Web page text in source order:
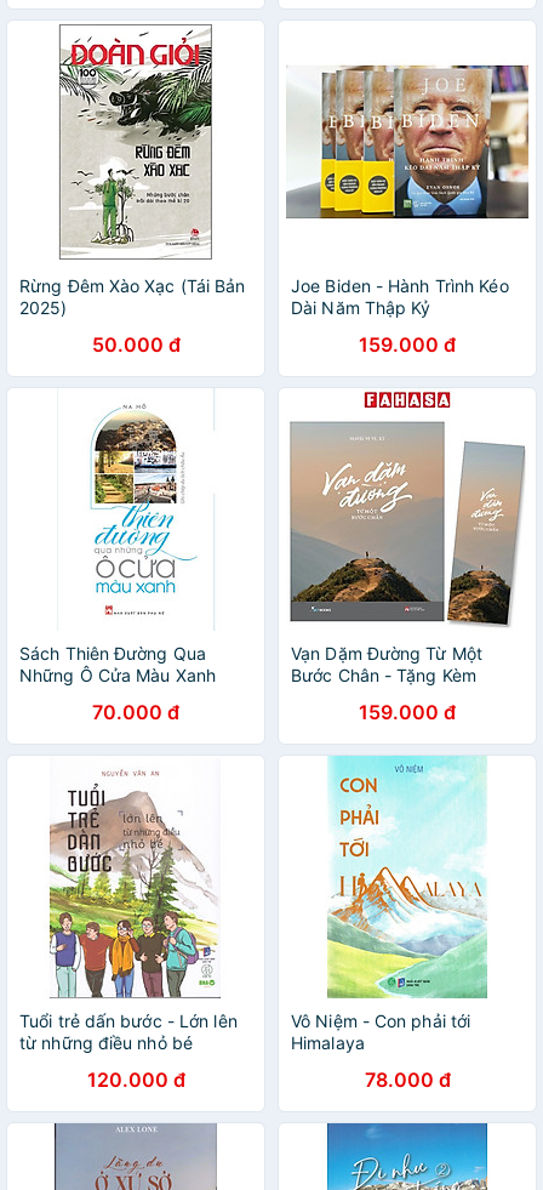
Rừng Đêm Xào Xạc (Tái Bản
2025)
50.000 đ
Joe Biden - Hành Trình Kéo
Dài Năm Thập Kỷ
159.000 đ
Sách Thiên Đường Qua
Những Ô Cửa Màu Xanh
70.000 đ
Vạn Dặm Đường Từ Một
Bước Chân - Tặng Kèm
159.000 đ
Tuổi trẻ dấn bước - Lớn lên
từ những điều nhỏ bé
120.000 đ
Vô Niệm - Con phải tới
Himalaya
78.000 đ